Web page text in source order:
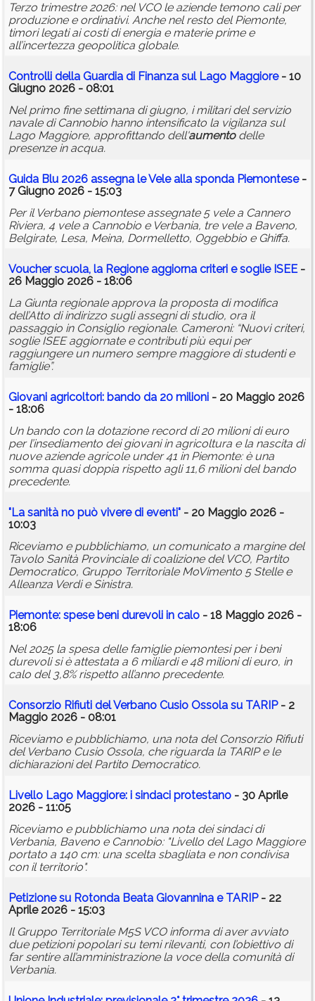
Terzo trimestre 2026: nel VCO le aziende temono cali per
produzione e ordinativi. Anche nel resto del Piemonte,
timori legati ai costi di energia e materie prime e
all’incertezza geopolitica globale.
Controlli della Guardia di Finanza sul Lago Maggiore- 10
Giugno 2026 - 08:01
Nel primo fine settimana di giugno, i militari del servizio
navale di Cannobio hanno intensificato la vigilanza sul
Lago Maggiore, approfittando dell'aumentodelle
presenze in acqua.
Guida Blu 2026 assegna le Vele alla sponda Piemontese-
7 Giugno 2026 - 15:03
Per il Verbano piemontese assegnate 5 vele a Cannero
Riviera, 4 vele a Cannobio e Verbania, tre vele a Baveno,
Belgirate, Lesa, Meina, Dormelletto, Oggebbio e Ghiffa.
Voucher scuola, la Regione aggiorna criteri e soglie ISEE-
26 Maggio 2026 - 18:06
La Giunta regionale approva la proposta di modifica
dell’Atto di indirizzo sugli assegni di studio, ora il
passaggio in Consiglio regionale. Cameroni: “Nuovi criteri,
soglie ISEE aggiornate e contributi più equi per
raggiungere un numero sempre maggiore di studenti e
famiglie”.
Giovani agricoltori: bando da 20 milioni - 20 Maggio 2026
- 18:06
Un bando con la dotazione record di 20 milioni di euro
per l’insediamento dei giovani in agricoltura e la nascita di
nuove aziende agricole under 41 in Piemonte: è una
somma quasi doppia rispetto agli 11,6 milioni del bando
precedente.
"La sanità no può vivere di eventi" - 20 Maggio 2026 -
10:03
Riceviamo e pubblichiamo, un comunicato a margine del
Tavolo Sanità Provinciale di coalizione del VCO, Partito
Democratico, Gruppo Territoriale MoVimento 5 Stelle e
Alleanza Verdi e Sinistra.
Piemonte: spese beni durevoli in calo - 18 Maggio 2026 -
18:06
Nel 2025 la spesa delle famiglie piemontesi per i beni
durevoli si è attestata a 6 miliardi e 48 milioni di euro, in
calo del 3,8% rispetto all’anno precedente.
Consorzio Rifiuti del Verbano Cusio Ossola su TARIP- 2
Maggio 2026 - 08:01
Riceviamo e pubblichiamo, una nota del Consorzio Rifiuti
del Verbano Cusio Ossola, che riguarda la TARIP e le
dichiarazioni del Partito Democratico.
Livello Lago Maggiore: i sindaci protestano - 30 Aprile
2026 - 11:05
Riceviamo e pubblichiamo una nota dei sindaci di
Verbania, Baveno e Cannobio: "Livello del Lago Maggiore
portato a 140 cm: una scelta sbagliata e non condivisa
con il territorio".
Petizione su Rotonda Beata Giovannina e TARIP- 22
Aprile 2026 - 15:03
Il Gruppo Territoriale M5S VCO informa di aver avviato
due petizioni popolari su temi rilevanti, con l’obiettivo di
far sentire all’amministrazione la voce della comunità di
Verbania.